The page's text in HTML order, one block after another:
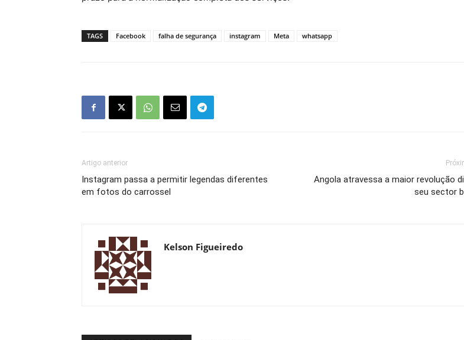
TAGS Facebook falha de segurança instagram Meta whatsapp
Artigo anterior
Instagram passa a permitir legendas diferentes
em fotos do carrossel
Angola atravessa a maior revolução
seu sector
Kelson Figueiredo